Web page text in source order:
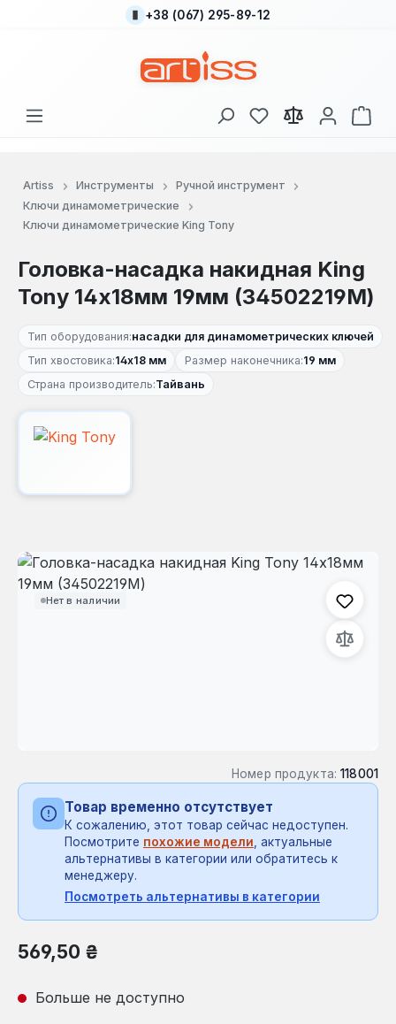
Перейти к основному содержанию
+38 (067) 295-89-12
У вас есть товары
В
Artiss Инструменты
Ручной инструмент
Ключи динамометрические
Ключи динамометрические King Tony
Головка-насадка накидная King
Tony 14x18мм 19мм (34502219M)
Тип оборудования:насадки для динамометрических ключей
Тип хвостовика:14х18 мм Размер наконечника:19 мм
Страна производитель:Тайвань
Нет в наличии
Пропустить галерею изображений
Номер продукта: 118001
Товар временно отсутствует
К сожалению, этот товар сейчас недоступен.
Посмотрите похожие модели , актуальные
альтернативы в категории или обратитесь к
менеджеру.
Посмотреть альтернативы в категории
Обычная цена:
569,50 ₴
Больше не доступно